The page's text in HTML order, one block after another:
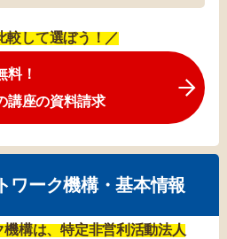
較して選ぼう！／
料！
講座の資料請求
ワーク機構・基本情報
機構は、特定非営利活動法人